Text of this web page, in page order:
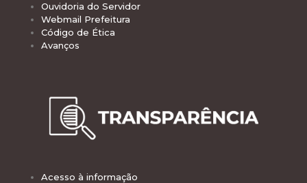
Ouvidoria do Servidor
Webmail Prefeitura
Código de Ética
Avanços
Acesso à informação